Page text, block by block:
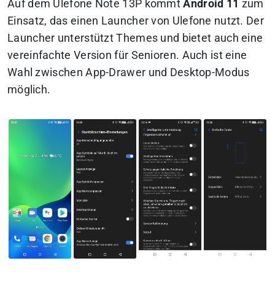
Auf dem Ulefone Note 13P kommtAndroid 11 zum
Einsatz, das einen Launcher von Ulefone nutzt. Der
Launcher unterstützt Themes und bietet auch eine
vereinfachte Version für Senioren. Auch ist eine
Wahl zwischen App-Drawer und Desktop-Modus
möglich.